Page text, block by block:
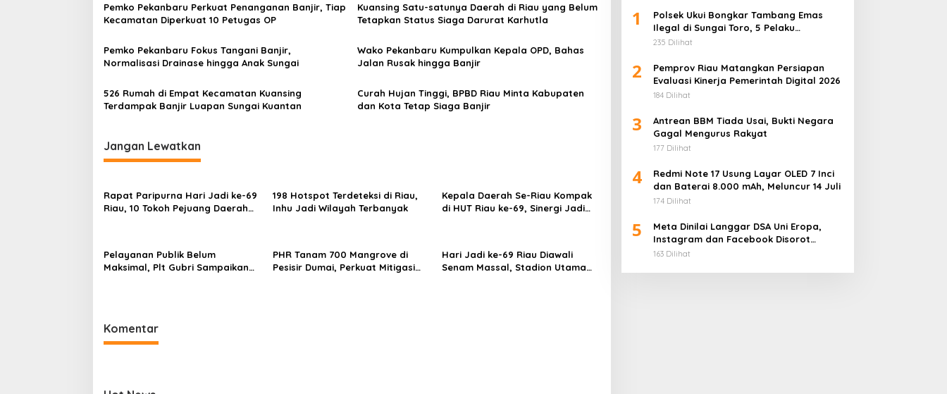
i
o
s
Pemko Pekanbaru Perkuat Penanganan Banjir, Tiap
Kecamatan Diperkuat 10 Petugas OP
Kuansing Satu-satunya Daerah di Riau yang Belum
Tetapkan Status Siaga Darurat Karhutla
Pemko Pekanbaru Fokus Tangani Banjir,
Normalisasi Drainase hingga Anak Sungai
Wako Pekanbaru Kumpulkan Kepala OPD, Bahas
Jalan Rusak hingga Banjir
526 Rumah di Empat Kecamatan Kuansing
Terdampak Banjir Luapan Sungai Kuantan
Curah Hujan Tinggi, BPBD Riau Minta Kabupaten
dan Kota Tetap Siaga Banjir
Jangan Lewatkan
Rapat Paripurna Hari Jadi ke-69
Riau, 10 Tokoh Pejuang Daerah
198 Hotspot Terdeteksi di Riau,
Inhu Jadi Wilayah Terbanyak
Kepala Daerah Se-Riau Kompak
di HUT Riau ke-69, Sinergi Jadi
Pelayanan Publik Belum
Maksimal, Plt Gubri Sampaikan
PHR Tanam 700 Mangrove di
Pesisir Dumai, Perkuat Mitigasi
Hari Jadi ke-69 Riau Diawali
Senam Massal, Stadion Utama
Komentar
1
Polsek Ukui Bongkar Tambang Emas
Ilegal di Sungai Toro, 5 Pelaku
Diamankan
235 Dilihat
2
Pemprov Riau Matangkan Persiapan
Evaluasi Kinerja Pemerintah Digital 2026
184 Dilihat
3
Antrean BBM Tiada Usai, Bukti Negara
Gagal Mengurus Rakyat
177 Dilihat
4
Redmi Note 17 Usung Layar OLED 7 Inci
dan Baterai 8.000 mAh, Meluncur 14 Juli
174 Dilihat
5
Meta Dinilai Langgar DSA Uni Eropa,
Instagram dan Facebook Disorot
karena Desain Adiktif
163 Dilihat